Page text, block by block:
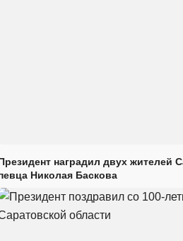
наградил двух жителей
Николая Баскова